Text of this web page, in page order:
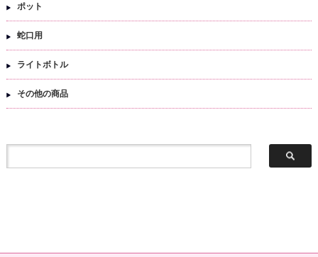
ポット
蛇口用
ライトボトル
その他の商品